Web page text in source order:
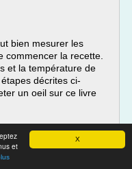
X
et
bien mesurer les
commencer la recette.
et la température de
décrites ci-
un oeil sur ce livre